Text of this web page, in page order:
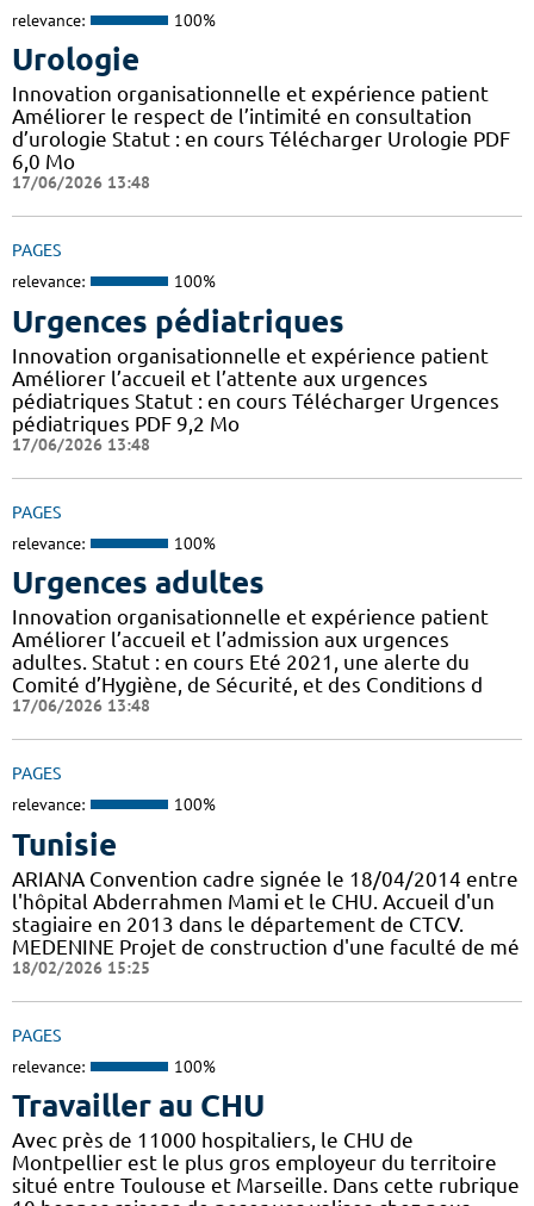
relevance: 100%
Urologie
Innovation organisationnelle et expérience patient
Améliorer le respect de l’intimité en consultation
d’urologie Statut : en cours Télécharger Urologie PDF
6,0 Mo
17/06/2026 13:48
PAGES
relevance: 100%
Urgences pédiatriques
Innovation organisationnelle et expérience patient
Améliorer l’accueil et l’attente aux urgences
pédiatriques Statut : en cours Télécharger Urgences
pédiatriques PDF 9,2 Mo
17/06/2026 13:48
PAGES
relevance: 100%
Urgences adultes
Innovation organisationnelle et expérience patient
Améliorer l’accueil et l’admission aux urgences
adultes. Statut : en cours Eté 2021, une alerte du
Comité d’Hygiène, de Sécurité, et des Conditions d
17/06/2026 13:48
PAGES
relevance: 100%
Tunisie
ARIANA Convention cadre signée le 18/04/2014 entre
l'hôpital Abderrahmen Mami et le CHU. Accueil d'un
stagiaire en 2013 dans le département de CTCV.
MEDENINE Projet de construction d'une faculté de mé
18/02/2026 15:25
PAGES
relevance: 100%
Travailler au CHU
Avec près de 11000 hospitaliers, le CHU de
Montpellier est le plus gros employeur du territoire
situé entre Toulouse et Marseille. Dans cette rubrique